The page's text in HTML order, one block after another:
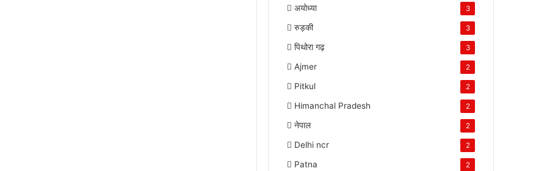
अयोध्या 3
रुड़की 3
पिथोरा गढ़ 3
Ajmer 2
Pitkul 2
Himanchal Pradesh 2
नेपाल 2
Delhi ncr 2
Patna 2